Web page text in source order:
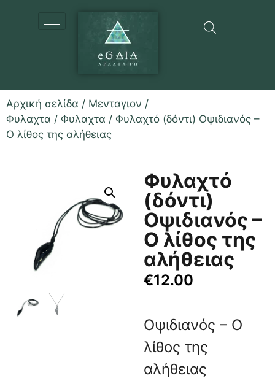
Αρχική σελίδα / Μενταγιον /
Φυλαχτα / Φυλαχτα / Φυλαχτό (δόντι) Οψιδιανός –
Ο λίθος της αλήθειας
Φυλαχτό
(δόντι)
Οψιδιανός –
Ο λίθος της
αλήθειας
€12.00
Οψιδιανός – Ο
λίθος της
αλήθειας